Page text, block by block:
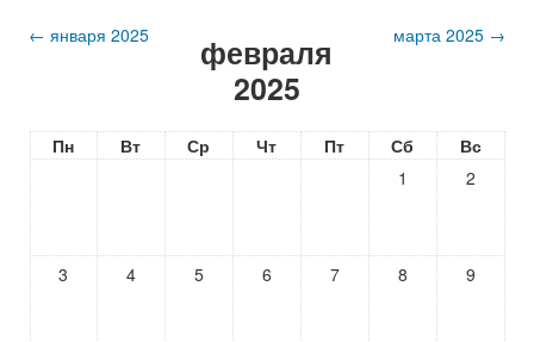
← января 2025
февраля
2025
марта 2025 →
Пн Вт Ср Чт Пт Сб
Вс
1
2
3 4 5 6 7 8 9